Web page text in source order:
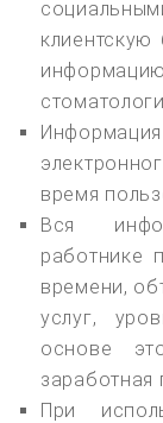
время
Вся
работнике
времени,
услуг,
основе
заработная
При